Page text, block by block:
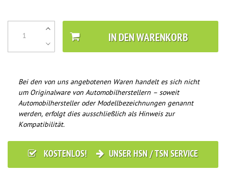
IN DEN WARENKORB
Bei den von uns angebotenen Waren handelt es sich nicht
um Originalware von Automobilherstellern – soweit
Automobilhersteller oder Modellbezeichnungen genannt
werden, erfolgt dies ausschließlich als Hinweis zur
Kompatibilität.
KOSTENLOS! UNSER HSN / TSN SERVICE